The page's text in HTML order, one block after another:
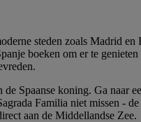
steden zoals Madrid
boeken om er te
Spaanse koning. Ga
Familia niet missen -
aan de Middellandse Zee.